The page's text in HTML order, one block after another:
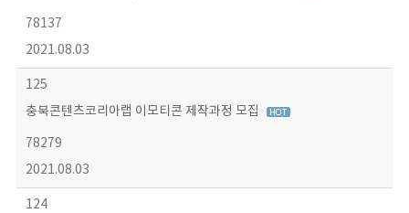
78137
2021.08.03
125
충북콘텐츠코리아랩 이모티콘 제작과정 모집
78279
2021.08.03
124